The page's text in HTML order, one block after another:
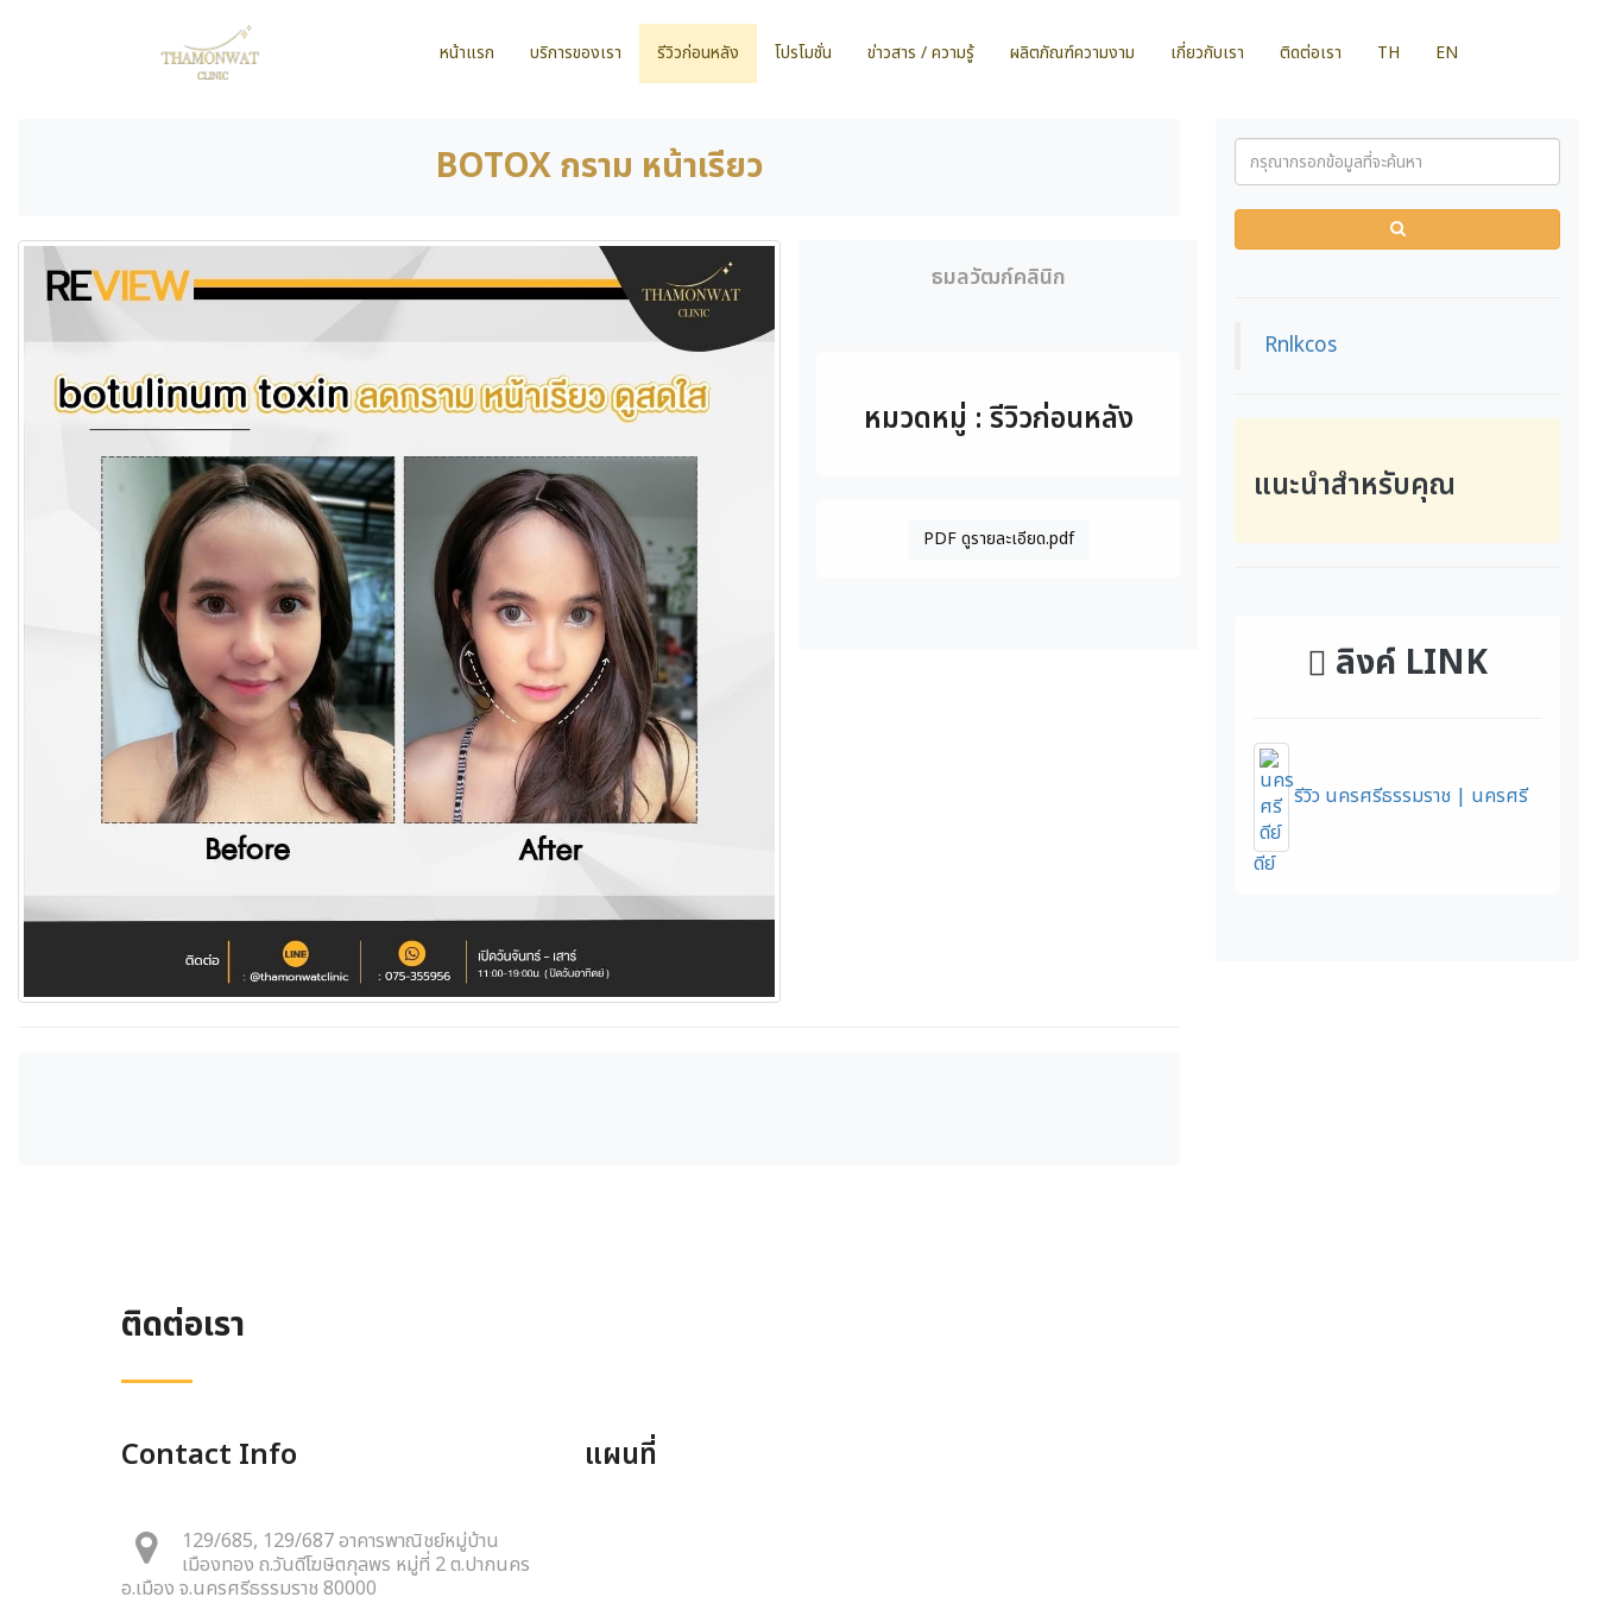
หน้าแรก บริการของเรา รีวิวก่อนหลัง โปรโมชั่น ข่าวสาร / ความรู้ ผลิตภัณฑ์ความงาม เกี่ยวกับเรา ติดต่อเรา TH EN
BOTOX กราม หน้าเรียว
ธมลวัฒก์คลินิก
หมวดหมู่ : รีวิวก่อนหลัง
PDF ดูรายละเอียด.pdf
Rnlkcos
แนะนำสำหรับคุณ
ลิงค์ LINK
รีวิว นครศรีธรรมราช | นครศรี
ดีย์
ติดต่อเรา
Contact Info
129/685, 129/687 อาคารพาณิชย์หมู่บ้าน
เมืองทอง ถ.วันดีโฆษิตกุลพร หมู่ที่ 2 ต.ปากนคร
อ.เมือง จ.นครศรีธรรมราช 80000
แผนที่